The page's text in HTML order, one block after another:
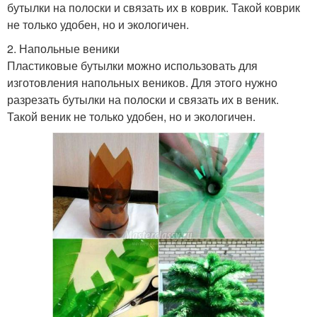
бутылки на полоски и связать их в коврик. Такой коврик
не только удобен, но и экологичен.
2. Напольные веники
Пластиковые бутылки можно использовать для
изготовления напольных веников. Для этого нужно
разрезать бутылки на полоски и связать их в веник.
Такой веник не только удобен, но и экологичен.